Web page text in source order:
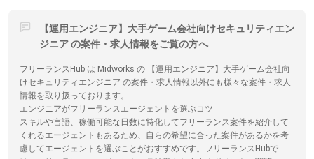
【運用エンジニア】大手ゲーム会社向けセキュリティエン
ジニア の案件・求人情報をご覧の方へ
フリーランスHub は Midworks の 【運用エンジニア】大手ゲーム会社向
けセキュリティエンジニア の案件・求人情報以外にも様々な案件・求人
情報を取り扱っております。
エンジニアがフリーランスエージェントを選ぶコツ
スキルや言語、稼働可能な日数に特化してフリーランス案件を紹介して
くれるエージェントもあるため、自らの希望に合った案件があるかを考
慮してエージェントを選ぶことがおすすめです。フリーランスHubで